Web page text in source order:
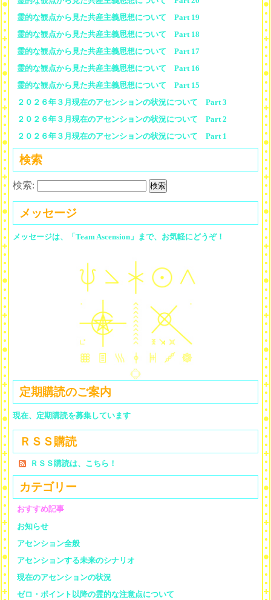
霊的な観点から見た共産主義思想について Part 19
霊的な観点から見た共産主義思想について Part 18
霊的な観点から見た共産主義思想について Part 17
霊的な観点から見た共産主義思想について Part 16
霊的な観点から見た共産主義思想について Part 15
２０２６年３月現在のアセンションの状況について Part 3
２０２６年３月現在のアセンションの状況について Part 2
２０２６年３月現在のアセンションの状況について Part 1
検索
検索:
メッセージ
メッセージは、「Team Ascension」まで、お気軽にどうぞ！
定期購読のご案内
現在、定期購読を募集しています
ＲＳＳ購読
ＲＳＳ購読は、こちら！
カテゴリー
おすすめ記事
お知らせ
アセンション全般
アセンションする未来のシナリオ
現在のアセンションの状況
ゼロ・ポイント以降の霊的な注意点について